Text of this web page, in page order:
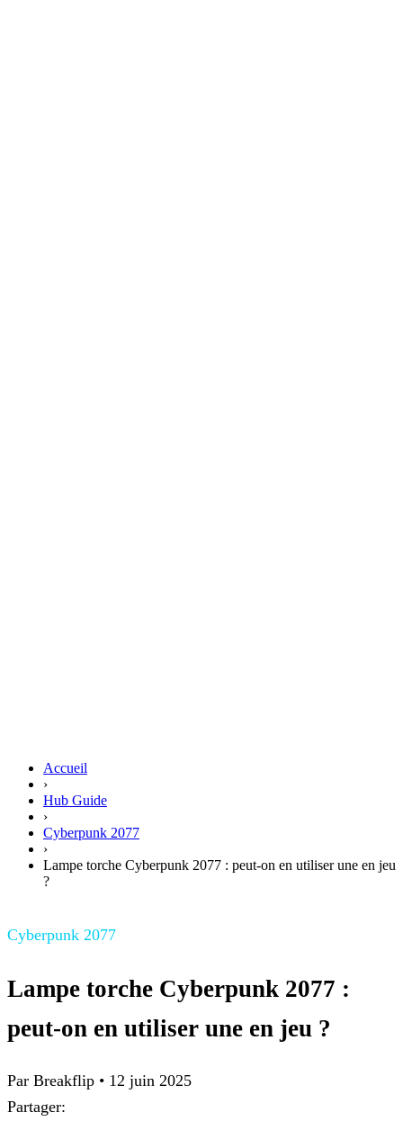
Accueil
›
Hub Guide
›
Cyberpunk 2077
›
Lampe torche Cyberpunk 2077 : peut-on en utiliser une en jeu
?
Cyberpunk 2077
Lampe torche Cyberpunk 2077 :
peut-on en utiliser une en jeu ?
Par Breakflip • 12 juin 2025
Partager: